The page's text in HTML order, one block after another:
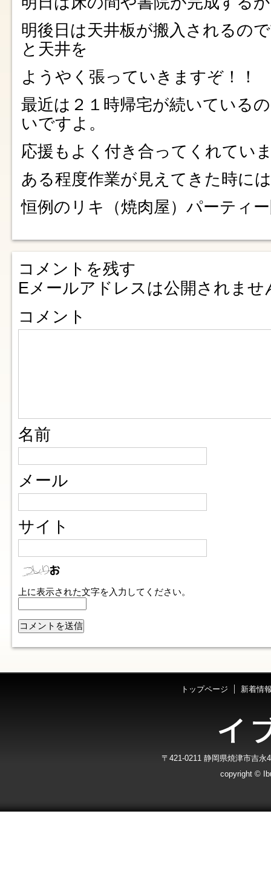
明後日は天井板が搬入されるの
と天井を
ようやく張っていきますぞ！！
最近は２１時帰宅が続いている
いですよ。
応援もよく付き合ってくれてい
ある程度作業が見えてきた時に
恒例のリキ（焼肉屋）パーティ
コメントを残す
Eメールアドレスは公開されませ
コメント
名前
メール
サイト
上に表示された文字を入力してください。
トップページ 新着情
〒421-0211 静岡県焼津市吉
copyright ©